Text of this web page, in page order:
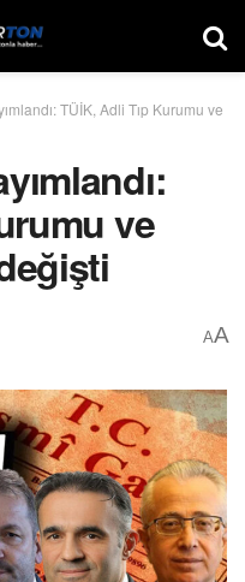
TÜİK, Adli Tıp Kurumu ve
ve
AA